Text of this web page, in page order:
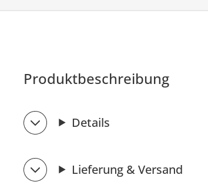
Produktbeschreibung
Details
Lieferung & Versand